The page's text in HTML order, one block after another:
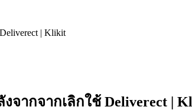
| Klikit
จากจากเลิกใช้ Deliverect |